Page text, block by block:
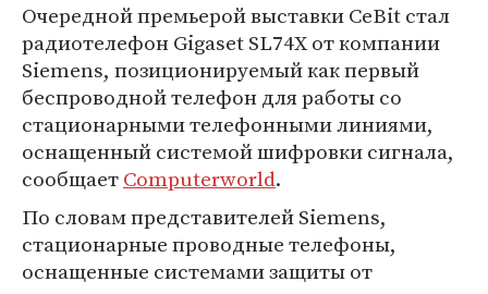
Очередной премьерой выставки CeBit стал
радиотелефон Gigaset SL74X от компании
Siemens, позиционируемый как первый
беспроводной телефон для работы со
стационарными телефонными линиями,
оснащенный системой шифровки сигнала,
сообщаетComputerworld.
По словам представителей Siemens,
стационарные проводные телефоны,
оснащенные системами защиты от